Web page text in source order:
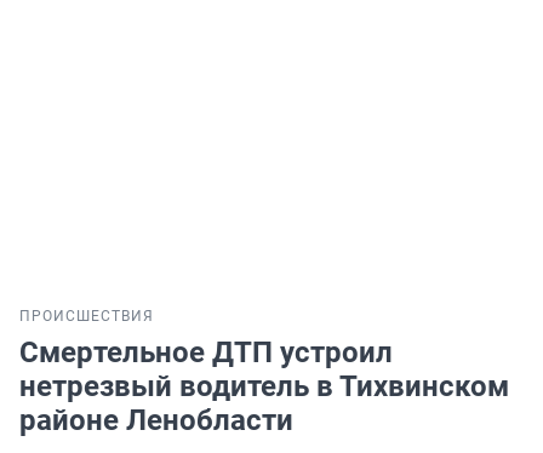
ПРОИСШЕСТВИЯ
Смертельное ДТП устроил
нетрезвый водитель в Тихвинском
районе Ленобласти